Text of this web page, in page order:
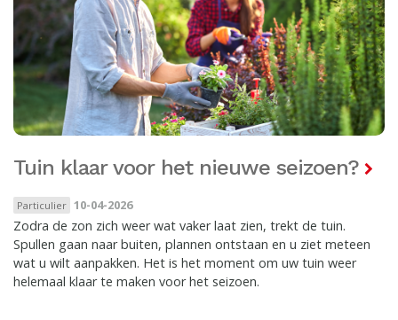
Tuin klaar voor het nieuwe seizoen?
Particulier 10-04-2026
Zodra de zon zich weer wat vaker laat zien, trekt de tuin.
Spullen gaan naar buiten, plannen ontstaan en u ziet meteen
wat u wilt aanpakken. Het is het moment om uw tuin weer
helemaal klaar te maken voor het seizoen.